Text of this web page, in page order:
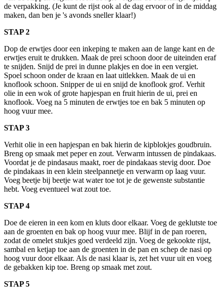
de verpakking. (Je kunt de rijst ook al de dag ervoor of in de middag
maken, dan ben je 's avonds sneller klaar!)
STAP 2
Dop de erwtjes door een inkeping te maken aan de lange kant en de
erwtjes eruit te drukken. Maak de prei schoon door de uiteinden eraf
te snijden. Snijd de prei in dunne plakjes en doe in een vergiet.
Spoel schoon onder de kraan en laat uitlekken. Maak de ui en
knoflook schoon. Snipper de ui en snijd de knoflook grof. Verhit
olie in een wok of grote hapjespan en fruit hierin de ui, prei en
knoflook. Voeg na 5 minuten de erwtjes toe en bak 5 minuten op
hoog vuur mee.
STAP 3
Verhit olie in een hapjespan en bak hierin de kipblokjes goudbruin.
Breng op smaak met peper en zout. Verwarm intussen de pindakaas.
Voordat je de pindasaus maakt, roer de pindakaas stevig door. Doe
de pindakaas in een klein steelpannetje en verwarm op laag vuur.
Voeg beetje bij beetje wat water toe tot je de gewenste substantie
hebt. Voeg eventueel wat zout toe.
STAP 4
Doe de eieren in een kom en kluts door elkaar. Voeg de geklutste toe
aan de groenten en bak op hoog vuur mee. Blijf in de pan roeren,
zodat de omelet stukjes goed verdeeld zijn. Voeg de gekookte rijst,
sambal en ketjap toe aan de groenten in de pan en schep de nasi op
hoog vuur door elkaar. Als de nasi klaar is, zet het vuur uit en voeg
de gebakken kip toe. Breng op smaak met zout.
STAP 5